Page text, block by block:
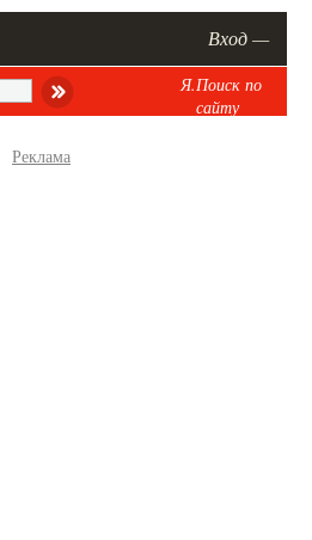
Вход —
Я.Поиск по
сайту
Реклама